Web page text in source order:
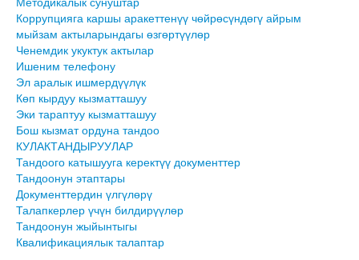
Коррупцияга каршы аракеттенүү чөйрөсүндөгү айрым
мыйзам актыларындагы өзгөртүүлөр
Ченемдик укуктук актылар
Ишеним телефону
Эл аралык ишмердүүлүк
Көп кырдуу кызматташуу
Эки тараптуу кызматташуу
Бош кызмат ордуна тандоо
КУЛАКТАНДЫРУУЛАР
Тандоого катышууга керектүү документтер
Тандоонун этаптары
Документтердин үлгүлөрү
Талапкерлер үчүн билдирүүлөр
Тандоонун жыйынтыгы
Квалификациялык талаптар